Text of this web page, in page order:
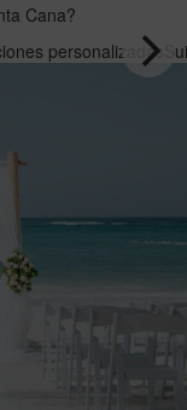
Cana?
personalizadas